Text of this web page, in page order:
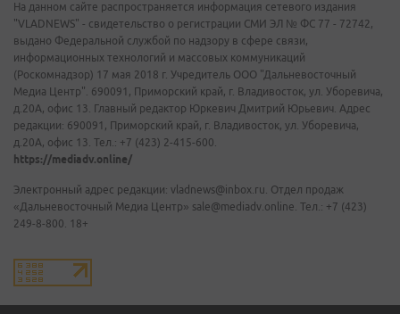
На данном сайте распространяется информация сетевого издания
"VLADNEWS" - свидетельство о регистрации СМИ ЭЛ № ФС 77 - 72742,
выдано Федеральной службой по надзору в сфере связи,
информационных технологий и массовых коммуникаций
(Роскомнадзор) 17 мая 2018 г. Учредитель ООО "Дальневосточный
Медиа Центр". 690091, Приморский край, г. Владивосток, ул. Уборевича,
д.20А, офис 13. Главный редактор Юркевич Дмитрий Юрьевич. Адрес
редакции: 690091, Приморский край, г. Владивосток, ул. Уборевича,
д.20А, офис 13. Тел.: +7 (423) 2-415-600.
https://mediadv.online/
Электронный адрес редакции: vladnews@inbox.ru. Отдел продаж
«Дальневосточный Медиа Центр» sale@mediadv.online. Тел.: +7 (423)
249-8-800. 18+